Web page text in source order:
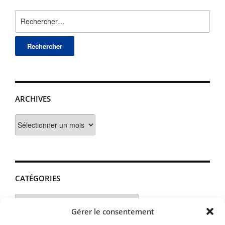
Gérer le consentement
ARCHIVES
CATÉGORIES
Catégories